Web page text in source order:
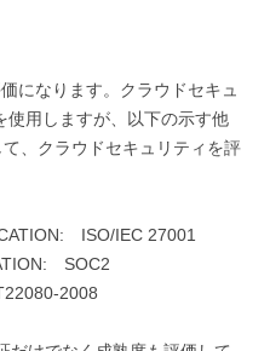
になります。クラウドセキュ
使用しますが、以下の示す他
、クラウドセキュリティを評
ISO/IEC 27001
SOC2
2008